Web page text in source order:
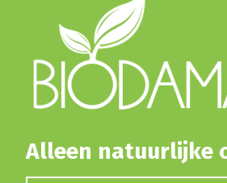
Alleen natuurlijke